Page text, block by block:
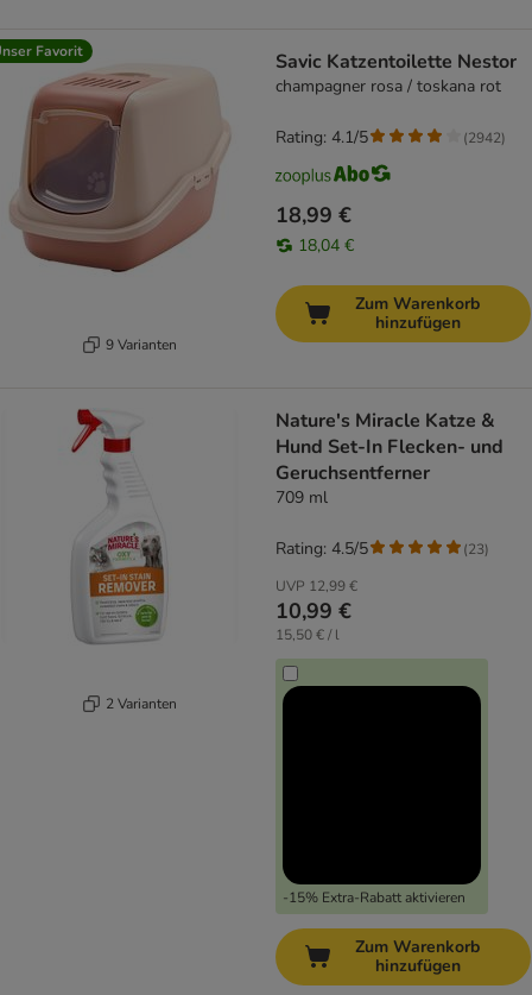
Favorit
9 Varianten
Savic Katzentoilette Nestor
champagner rosa / toskana rot
18,99 €
18,04 €
Rating: 4.1/5 (2942)
Zum Warenkorb
hinzufügen
2 Varianten
Nature's Miracle Katze &
Hund Set-In Flecken- und
Geruchsentferner
709 ml
UVP 12,99 €
10,99 €
15,50 € / l
-15% Extra-Rabatt aktivieren
Rating: 4.5/5 (23)
Zum Warenkorb
hinzufügen